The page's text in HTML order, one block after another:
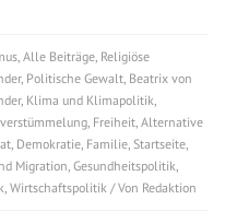
, Alle Beiträge, Religiöse
, Politische Gewalt, Beatrix von
, Klima und Klimapolitik,
, Freiheit, Alternative
, Demokratie, Familie, Startseite,
Migration, Gesundheitspolitik,
, Wirtschaftspolitik / Von Redaktion